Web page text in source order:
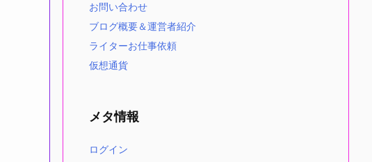
お問い合わせ
ブログ概要＆運営者紹介
ライターお仕事依頼
仮想通貨
メタ情報
ログイン